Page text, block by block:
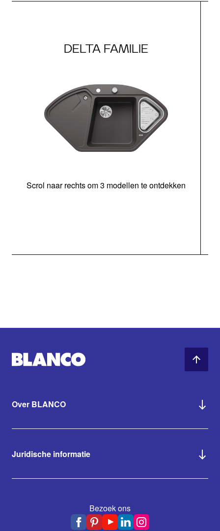
DELTA FAMILIE
Scrol naar rechts om 3 modellen te ontdekken
Over BLANCO
Juridische informatie
Bezoek ons